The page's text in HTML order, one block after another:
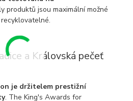
produktů jsou maximální možné
a Královská pečeť
je držitelem prestižní
. The King's Awards for